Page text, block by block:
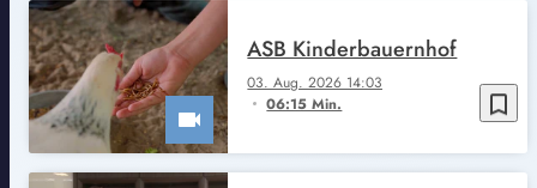
bookmark_border
03. Aug. 2026 14:03
06:15 Min.
ASB Kinderbauernhof